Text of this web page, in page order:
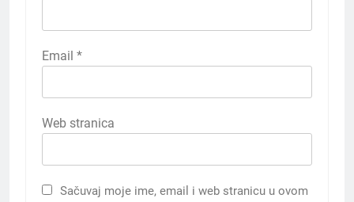
Email *
Web stranica
Sačuvaj moje ime, email i web stranicu u ovom